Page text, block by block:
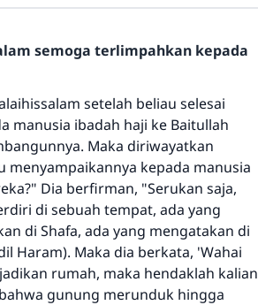
semoga terlimpahkan kepada
setelah beliau selesai
manusia ibadah haji ke Baitullah
Maka diriwayatkan
menyampaikannya kepada manusia
Dia berfirman, "Serukan saja,
di sebuah tempat, ada yang
di Shafa, ada yang mengatakan di
Haram). Maka dia berkata, 'Wahai
rumah, maka hendaklah kalian
gunung merunduk hingga
jawaban untuk umat